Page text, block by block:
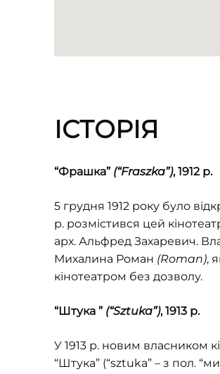
ІСТОРІЯ
“Фрашка” (“Fraszka”), 1912 р.
5 грудня 1912 року було
р. розмістився цей
арх. Альфред Захаревич.
Михалина Роман (Roman),
кінотеатром без дозволу.
“Штука ” (“Sztuka”), 1913 р.
У 1913 р. новим власником
“Штука” (“sztuka” – з пол.